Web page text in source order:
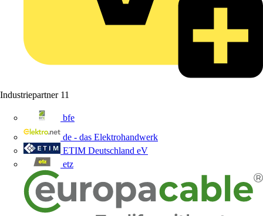
Industriepartner 11
bfe
de - das Elektrohandwerk
ETIM Deutschland eV
etz